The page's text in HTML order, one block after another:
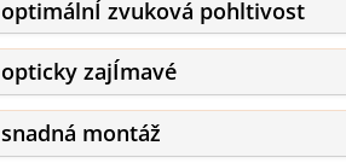
optimálnÍ zvuková pohltivost
opticky zajÍmavé
snadná montáž